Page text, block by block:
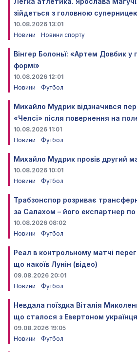
зійдеться з головною
10.08.2026 13:01
Новини
Новини спорту
Вінгер Болоньї: «Артем Довбик у
формі»
10.08.2026 12:01
Новини
Футбол
Михайло Мудрик відзначився
«Челсі» після повернення на
10.08.2026 11:01
Новини
Футбол
Михайло Мудрик провів другий
10.08.2026 10:01
Новини
Футбол
Трабзонспор розриває
за Салахом – його експартнер
10.08.2026 08:02
Новини
Футбол
Реал в контрольному матчі
що накоїв Лунін (відео)
09.08.2026 20:01
Новини
Футбол
Невдала поїздка Віталія
що сталося з Евертоном українця
09.08.2026 19:05
Новини
Футбол